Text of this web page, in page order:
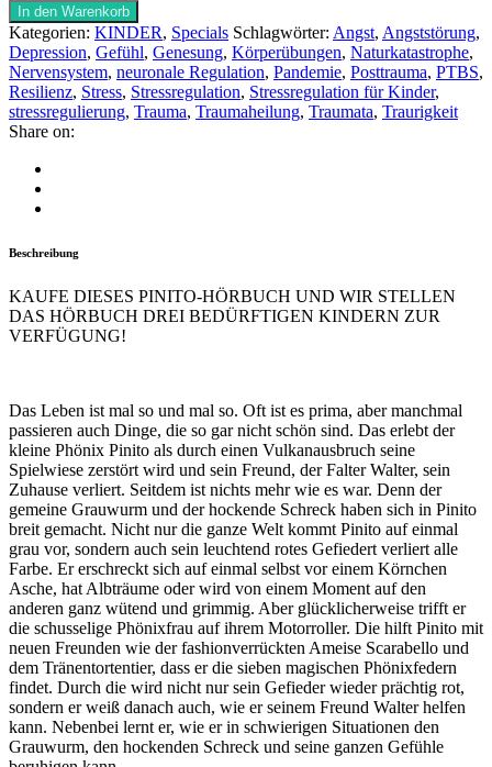
In den Warenkorb
Kategorien: KINDER, Specials Schlagwörter: Angst, Angststörung,
Depression, Gefühl, Genesung, Körperübungen, Naturkatastrophe,
Nervensystem, neuronale Regulation, Pandemie, Posttrauma, PTBS,
Resilienz, Stress, Stressregulation, Stressregulation für Kinder,
stressregulierung, Trauma, Traumaheilung, Traumata, Traurigkeit
Share on:
Beschreibung
KAUFE DIESES PINITO-HÖRBUCH UND WIR STELLEN
DAS HÖRBUCH DREI BEDÜRFTIGEN KINDERN ZUR
VERFÜGUNG!
Das Leben ist mal so und mal so. Oft ist es prima, aber manchmal
passieren auch Dinge, die so gar nicht schön sind. Das erlebt der
kleine Phönix Pinito als durch einen Vulkanausbruch seine
Spielwiese zerstört wird und sein Freund, der Falter Walter, sein
Zuhause verliert. Seitdem ist nichts mehr wie es war. Denn der
gemeine Grauwurm und der hockende Schreck haben sich in Pinito
breit gemacht. Nicht nur die ganze Welt kommt Pinito auf einmal
grau vor, sondern auch sein leuchtend rotes Gefiedert verliert alle
Farbe. Er erschreckt sich auf einmal selbst vor einem Körnchen
Asche, hat Albträume oder wird von einem Moment auf den
anderen ganz wütend und grimmig. Aber glücklicherweise trifft er
die schusselige Phönixfrau auf ihrem Motorroller. Die hilft Pinito mit
neuen Freunden wie der fashionverrückten Ameise Scarabello und
dem Tränentortentier, dass er die sieben magischen Phönixfedern
findet. Durch die wird nicht nur sein Gefieder wieder prächtig rot,
sondern er weiß danach auch, wie er seinem Freund Walter helfen
kann. Nebenbei lernt er, wie er in schwierigen Situationen den
Grauwurm, den hockenden Schreck und seine ganzen Gefühle